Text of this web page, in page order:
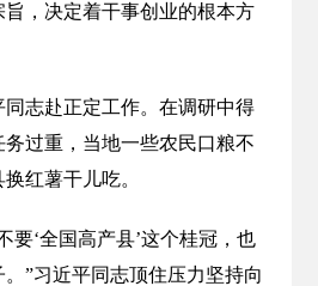
，决定着干事创业的根本方
同志赴正定工作。在调研中得
过重，当地一些农民口粮不
红薯干儿吃。
要‘全国高产县’这个桂冠，也
”习近平同志顶住压力坚持向